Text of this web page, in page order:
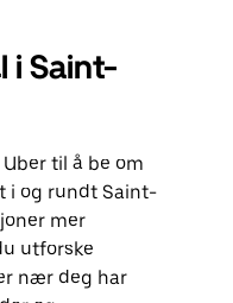
i Saint-
til å be om
i og rundt Saint-
mer
utforske
nær deg har